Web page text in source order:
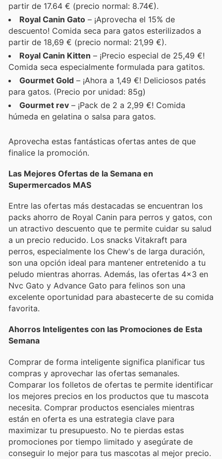
partir de 17.64 € (precio normal: 8.74€).
Royal Canin Gato – ¡Aprovecha el 15% de
descuento! Comida seca para gatos esterilizados a
partir de 18,69 € (precio normal: 21,99 €).
Royal Canin Kitten – ¡Precio especial de 25,49 €!
Comida seca especialmente formulada para gatitos.
Gourmet Gold – ¡Ahora a 1,49 €! Deliciosos patés
para gatos. (Precio por unidad: 85g)
Gourmet rev – ¡Pack de 2 a 2,99 €! Comida
húmeda en gelatina o salsa para gatos.
Aprovecha estas fantásticas ofertas antes de que
finalice la promoción.
Las Mejores Ofertas de la Semana en
Supermercados MAS
Entre las ofertas más destacadas se encuentran los
packs ahorro de Royal Canin para perros y gatos, con
un atractivo descuento que te permite cuidar su salud
a un precio reducido. Los snacks Vitakraft para
perros, especialmente los Chew's de larga duración,
son una opción ideal para mantener entretenido a tu
peludo mientras ahorras. Además, las ofertas 4x3 en
Nvc Gato y Advance Gato para felinos son una
excelente oportunidad para abastecerte de su comida
favorita.
Ahorros Inteligentes con las Promociones de Esta
Semana
Comprar de forma inteligente significa planificar tus
compras y aprovechar las ofertas semanales.
Comparar los folletos de ofertas te permite identificar
los mejores precios en los productos que tu mascota
necesita. Comprar productos esenciales mientras
están en oferta es una estrategia clave para
maximizar tu presupuesto. No te pierdas estas
promociones por tiempo limitado y asegúrate de
conseguir lo mejor para tus mascotas al mejor precio.